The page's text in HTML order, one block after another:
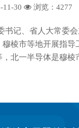
11-30 浏览： 4277
书记、省人大常委
棱市等地开展指导
北一半导体是穆棱